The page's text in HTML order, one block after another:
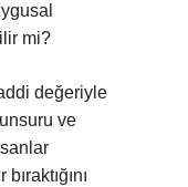
mi?
değeriyle
ve